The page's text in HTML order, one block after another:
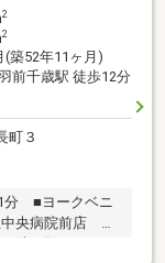
2
2
(築52年11ヶ月)
前千歳駅 徒歩12分
町３
■ヨークベニ
央病院前店 車